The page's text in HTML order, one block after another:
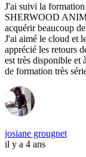
J'ai suivi la
SHERWOOD
acquérir beaucoup
J'ai aimé le cloud et
apprécié les retours
est très disponible et
de formation très
josiane grougnet
il y a 4 ans